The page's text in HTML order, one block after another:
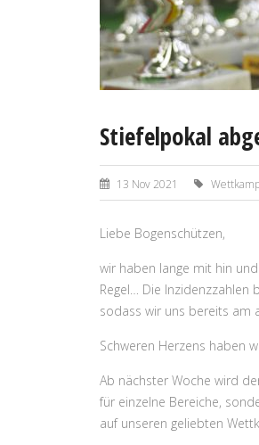
Stiefelpokal
13 Nov 2021
Liebe Bogenschützen,
wir haben lange mit hin
Regel… Die Inzidenzzahlen
sodass wir uns bereits am
Schweren Herzens haben
Ab nächster Woche wird
für einzelne Bereiche,
auf unseren geliebten